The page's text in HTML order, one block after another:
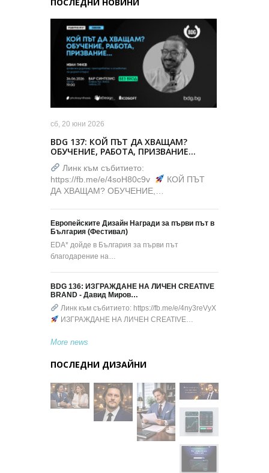
ПОСЛЕДНИ НОВИНИ
сб, 20 юни 2026
BDG 137: КОЙ ПЪТ ДА ХВАЩАМ?
ОБУЧЕНИЕ, РАБОТА, ПРИЗВАНИЕ…
Линк към събитието:
https://fb.me/e/4soH80c9v
КОЙ ПЪТ
ДА ХВАЩАМ? ОБУЧЕНИЕ,…
Европейските Дизайн Награди за първи път в
България (Фестивал)
EDA* дойде в България за първи път
благодарение на…
BDG 136: ИЗГРАЖДАНЕ НА ЛИЧЕН CREATIVE
BRAND - Давид Миров…
Линк към събитието: https://fb.me/e/4ny3reVyX
ИЗГРАЖДАНЕ НА ЛИЧЕН CREATIVE…
More news
ПОСЛЕДНИ ДИЗАЙНИ